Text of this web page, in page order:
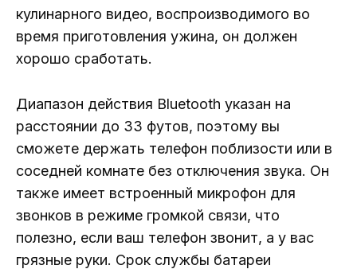
кулинарного видео, воспроизводимого во
время приготовления ужина, он должен
хорошо сработать.
Диапазон действия Bluetooth указан на
расстоянии до 33 футов, поэтому вы
сможете держать телефон поблизости или в
соседней комнате без отключения звука. Он
также имеет встроенный микрофон для
звонков в режиме громкой связи, что
полезно, если ваш телефон звонит, а у вас
грязные руки. Срок службы батареи